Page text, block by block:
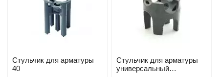
Стульчик для арматуры
40
Стульчик для арматуры
универсальный